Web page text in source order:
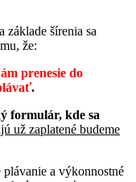
základe šírenia sa
že:
prenesie do
.
formulár, kde sa
už zaplatené budeme
a výkonnostné